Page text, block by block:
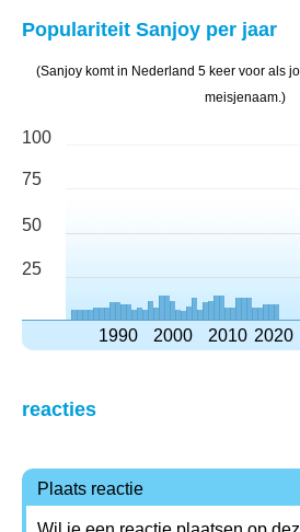
Populariteit Sanjoy per jaar
(Sanjoy komt in Nederland 5 keer voor als
meisjenaam.)
100
75
50
25
1990 2000 2010 2020
reacties
Plaats reactie